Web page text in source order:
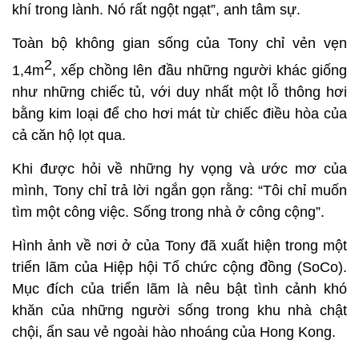
khí trong lành. Nó rất ngột ngạt”, anh tâm sự.
Toàn bộ không gian sống của Tony chỉ vẻn vẹn
1,4m2, xếp chồng lên đầu những người khác giống
như những chiếc tủ, với duy nhất một lỗ thông hơi
bằng kim loại để cho hơi mát từ chiếc điều hòa của
cả căn hộ lọt qua.
Khi được hỏi về những hy vọng và ước mơ của
mình, Tony chỉ trả lời ngắn gọn rằng: “Tôi chỉ muốn
tìm một công việc. Sống trong nhà ở công cộng”.
Hình ảnh về nơi ở của Tony đã xuất hiện trong một
triển lãm của Hiệp hội Tổ chức cộng đồng (SoCo).
Mục đích của triển lãm là nêu bật tình cảnh khó
khăn của những người sống trong khu nhà chật
chội, ẩn sau vẻ ngoài hào nhoáng của Hong Kong.